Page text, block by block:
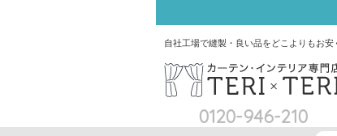
自社工場で縫製・良い品をどこよりもお
0120-946-210